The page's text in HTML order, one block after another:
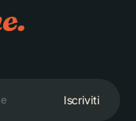
Iscriviti